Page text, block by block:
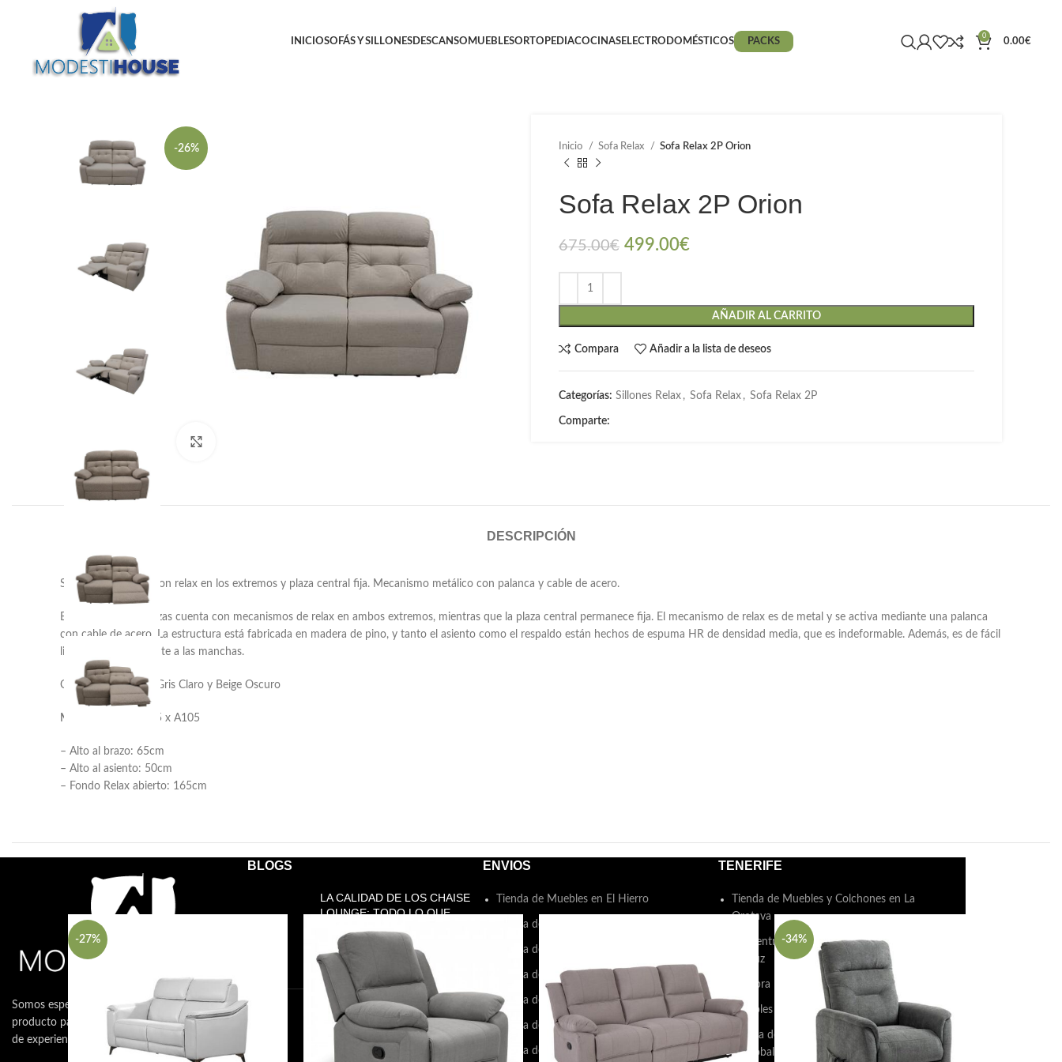
INICIOSOFÁS Y SILLONESDESCANSO MUEBLESORTOPEDIACOCINASELECTRODOMÉSTICOS PACKS
0
0.00€
-26% Inicio Sofa Relax Sofa Relax 2P Orion
Sofa Relax 2P Orion
675.00€ 499.00€
AÑADIR AL CARRITO
Compara Añadir a la lista de deseos
Categorías: Sillones Relax , Sofa Relax , Sofa Relax 2P
Comparte:
DESCRIPCIÓN
Sofá de dos plazas con relax en los extremos y plaza central fija. Mecanismo metálico con palanca y cable de acero.
Este sofá de dos plazas cuenta con mecanismos de relax en ambos extremos, mientras que la plaza central permanece fija. El mecanismo de relax es de metal y se activa mediante una palanca
con cable de acero. La estructura está fabricada en madera de pino, y tanto el asiento como el respaldo están hechos de espuma HR de densidad media, que es indeformable. Además, es de fácil
limpieza y es resistente a las manchas.
Colores disponibles Gris Claro y Beige Oscuro
Medidas: L155 x F95 x A105
– Alto al brazo: 65cm
– Alto al asiento: 50cm
– Fondo Relax abierto: 165cm
Productos relacionados
-27% -34%
Somos especialistas en la venta de muebles y
producto para el descanso con más de 10 años
de experiencias en el sector.
BLOGS
LA CALIDAD DE LOS CHAISE
LOUNGE: TODO LO QUE
NECESITAS SABER
15 de octubre de 2024
comentarios
CÓMO ELEGIR EL COLCHÓN
PERFECTO PARA TU
DESCANSO
ENVIOS
Tienda de Muebles en El Hierro
Tienda de Muebles en La Palma
Tienda de Muebles en Fuerteventura
Tienda de Muebles en La Gomera
Tienda de Muebles en Lanzarote
Tienda de Muebles en Gran Canaria
Tienda de Muebles en Tenerife
TENERIFE
Tienda de Muebles y Colchones en La
Orotava
Encuentra Muebles y Colchones en Puerto de
la Cruz
Compra Muebles y Colchones en Arona
Muebles y Colchones en Adeje
Tienda de Muebles y Colchones en San
Cristóbal de La Laguna